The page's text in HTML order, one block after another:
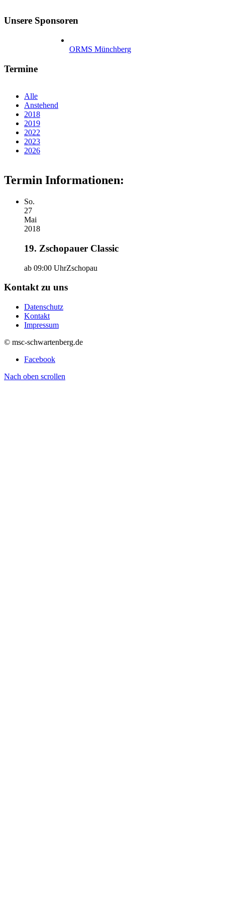
Unsere Sponsoren
ORMS Münchberg
Termine
Alle
Anstehend
2018
2019
2022
2023
2026
Termin Informationen:
So.
27
Mai
2018
19. Zschopauer Classic
ab 09:00 UhrZschopau
Kontakt zu uns
Datenschutz
Kontakt
Impressum
© msc-schwartenberg.de
Facebook
Nach oben scrollen